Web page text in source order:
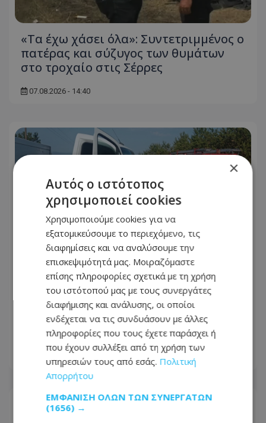
«Τα έχω χάσει όλα»: Συντετριμμένος ο
πατέρας και σύζυγος των θυμάτων
στο τροχαίο στις Σέρρες
07.08.2026 - 14:40
Μητέρα και γιος νεκροί από την
μετωπική σύγκρουση φορτηγού με
όχημα στις Σέρρες - Δείτε εικόνες από
το σημείο της τραγωδίας
07.08.2026 - 10:00
×
Αυτός ο ιστότοπος
χρησιμοποιεί cookies
Χρησιμοποιούμε cookies για να
εξατομικεύσουμε το περιεχόμενο, τις
διαφημίσεις και να αναλύσουμε την
επισκεψιμότητά μας. Μοιραζόμαστε
επίσης πληροφορίες σχετικά με τη χρήση
του ιστότοπού μας με τους συνεργάτες
διαφήμισης και ανάλυσης, οι οποίοι
ενδέχεται να τις συνδυάσουν με άλλες
πληροφορίες που τους έχετε παράσχει ή
που έχουν συλλέξει από τη χρήση των
υπηρεσιών τους από εσάς. Πολιτική
Απορρήτου
ΕΜΦΆΝΙΣΗ ΌΛΩΝ ΤΩΝ ΣΥΝΕΡΓΑΤΏΝ
(1656) →